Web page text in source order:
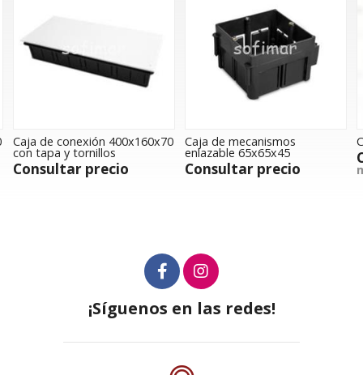
conexión 400x160x70
y tornillos
precio
Caja de mecanismos
enlazable 65x65x45
Consultar precio
Curva
más
¡Síguenos en las redes!